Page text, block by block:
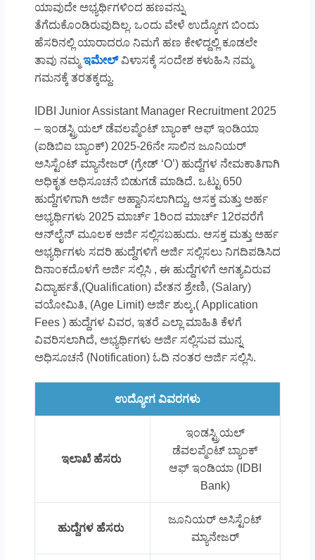
ಯಾವುದೇ ಅಭ್ಯರ್ಥಿಗಳಿಂದ ಹಣವನ್ನು
ತೆಗೆದುಕೊಂಡಿರುವುದಿಲ್ಲ. ಒಂದು ವೇಳೆ ಉದ್ಯೋಗ ಬಿಂದು
ಹೆಸರಿನಲ್ಲಿ ಯಾರಾದರೂ ನಿಮಗೆ ಹಣ ಕೇಳಿದ್ದಲ್ಲಿ ಕೂಡಲೇ
ತಾವು ನಮ್ಮಇಮೇಲ್ವಿಳಾಸಕ್ಕೆ ಸಂದೇಶ ಕಳುಹಿಸಿ ನಮ್ಮ
ಗಮನಕ್ಕೆ ತರತಕ್ಕದ್ದು.
IDBI Junior Assistant Manager Recruitment 2025
– ಇಂಡಸ್ಟ್ರಿಯಲ್ ಡೆವಲಪ್ಮೆಂಟ್ ಬ್ಯಾಂಕ್ ಆಫ್ ಇಂಡಿಯಾ
(ಐಡಿಬಿಐ ಬ್ಯಾಂಕ್) 2025-26ನೇ ಸಾಲಿನ ಜೂನಿಯರ್
ಅಸಿಸ್ಟೆಂಟ್ ಮ್ಯಾನೇಜರ್ (ಗ್ರೇಡ್ ‘O’) ಹುದ್ದೆಗಳ ನೇಮಕಾತಿಗಾಗಿ
ಅಧಿಕೃತ ಅಧಿಸೂಚನೆ ಬಿಡುಗಡೆ ಮಾಡಿದೆ. ಒಟ್ಟು 650
ಹುದ್ದೆಗಳಿಗಾಗಿ ಅರ್ಜಿ ಆಹ್ವಾನಿಸಲಾಗಿದ್ದು, ಆಸಕ್ತ ಮತ್ತು ಅರ್ಹ
ಅಭ್ಯರ್ಥಿಗಳು 2025 ಮಾರ್ಚ್ 1ರಿಂದ ಮಾರ್ಚ್ 12ರವರೆಗೆ
ಆನ್‌ಲೈನ್ ಮೂಲಕ ಅರ್ಜಿ ಸಲ್ಲಿಸಬಹುದು. ಆಸಕ್ತ ಮತ್ತು ಅರ್ಹ
ಅಭ್ಯರ್ಥಿಗಳು ಸದರಿ ಹುದ್ದೆಗಳಿಗೆ ಅರ್ಜಿ ಸಲ್ಲಿಸಲು ನಿಗದಿಪಡಿಸಿದ
ದಿನಾಂಕದೊಳಗೆ ಅರ್ಜಿ ಸಲ್ಲಿಸಿ , ಈ ಹುದ್ದೆಗಳಿಗೆ ಅಗತ್ಯವಿರುವ
ವಿದ್ಯಾರ್ಹತೆ,(Qualification) ವೇತನ ಶ್ರೇಣಿ, (Salary)
ವಯೋಮಿತಿ, (Age Limit) ಅರ್ಜಿ ಶುಲ್ಕ,( Application
Fees ) ಹುದ್ದೆಗಳ ವಿವರ, ಇತರೆ ಎಲ್ಲಾ ಮಾಹಿತಿ ಕೆಳಗೆ
ವಿವರಿಸಲಾಗಿದೆ, ಅಭ್ಯರ್ಥಿಗಳು ಅರ್ಜಿ ಸಲ್ಲಿಸುವ ಮುನ್ನ
ಅಧಿಸೂಚನೆ (Notification) ಓದಿ ನಂತರ ಅರ್ಜಿ ಸಲ್ಲಿಸಿ.
ಉದ್ಯೋಗ ವಿವರಗಳು
ಇಲಾಖೆ ಹೆಸರು
ಇಂಡಸ್ಟ್ರಿಯಲ್
ಡೆವಲಪ್ಮೆಂಟ್ ಬ್ಯಾಂಕ್
ಆಫ್ ಇಂಡಿಯಾ (IDBI
Bank)
ಹುದ್ದೆಗಳ ಹೆಸರು
ಜೂನಿಯರ್ ಅಸಿಸ್ಟೆಂಟ್
ಮ್ಯಾನೇಜರ್